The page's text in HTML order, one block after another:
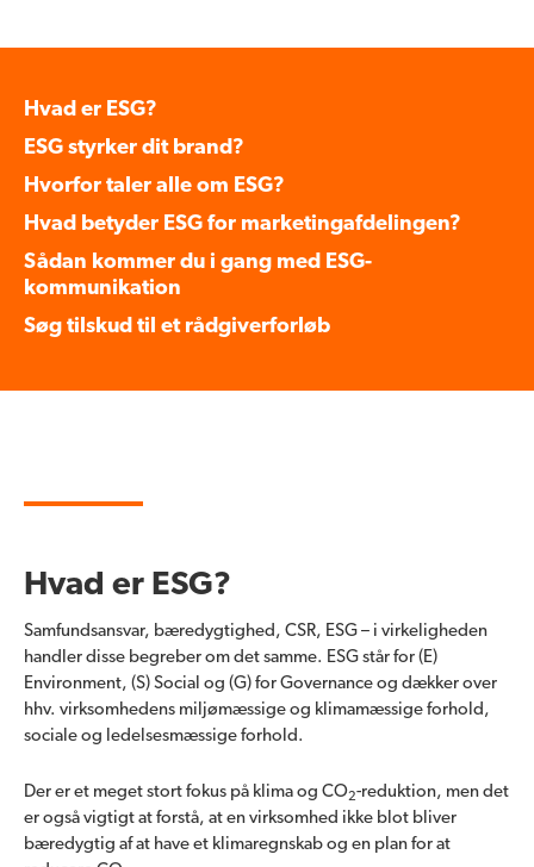
Hvad er ESG?
ESG styrker dit brand?
Hvorfor taler alle om ESG?
Hvad betyder ESG for marketingafdelingen?
Sådan kommer du i gang med ESG-
kommunikation
Søg tilskud til et rådgiverforløb
Hvad er ESG?
Samfundsansvar, bæredygtighed, CSR, ESG – i virkeligheden
handler disse begreber om det samme. ESG står for (E)
Environment, (S) Social og (G) for Governance og dækker over
hhv. virksomhedens miljømæssige og klimamæssige forhold,
sociale og ledelsesmæssige forhold.
Der er et meget stort fokus på klima og CO2-reduktion, men det
er også vigtigt at forstå, at en virksomhed ikke blot bliver
bæredygtig af at have et klimaregnskab og en plan for at